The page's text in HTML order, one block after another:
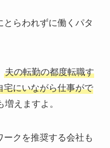
とらわれずに働くパタ
夫の転勤の都度転職す
宅にいながら仕事がで
えますよ。
クを推奨する会社も